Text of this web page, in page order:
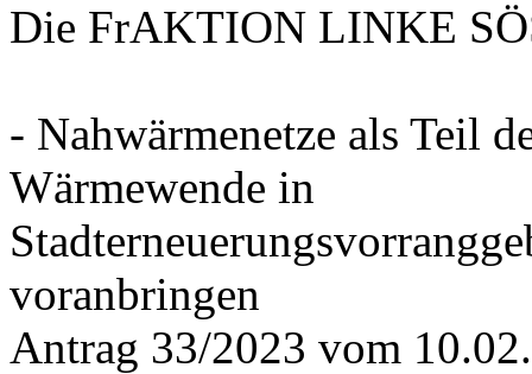
Die FrAKTION LINKE
- Nahwärmenetze als Teil
Wärmewende in
voranbringen
Antrag 33/2023 vom